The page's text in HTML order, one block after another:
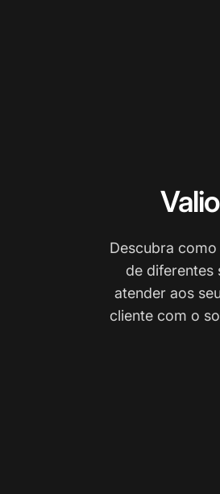
Descubra
de diferentes
atender aos
cliente com o